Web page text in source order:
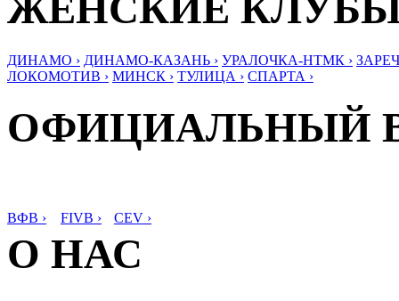
ДИНАМО › ДИНАМО-КАЗАНЬ › УРАЛОЧКА-НТМК ›
ЛОКОМОТИВ › МИНСК › ТУЛИЦА › СПАРТА ›
ОФИЦИАЛЬНЫЙ
ВФВ › FIVB › CEV ›
О НАС